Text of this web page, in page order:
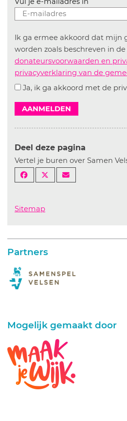
Ik ga ermee akkoord dat mijn
worden zoals beschreven in de
donateursvoorwaarden en
privacyverklaring van de
Ja, ik ga akkoord met de
AANMELDEN
Deel deze pagina
Vertel je buren over Samen
Sitemap
Partners
Mogelijk gemaakt door